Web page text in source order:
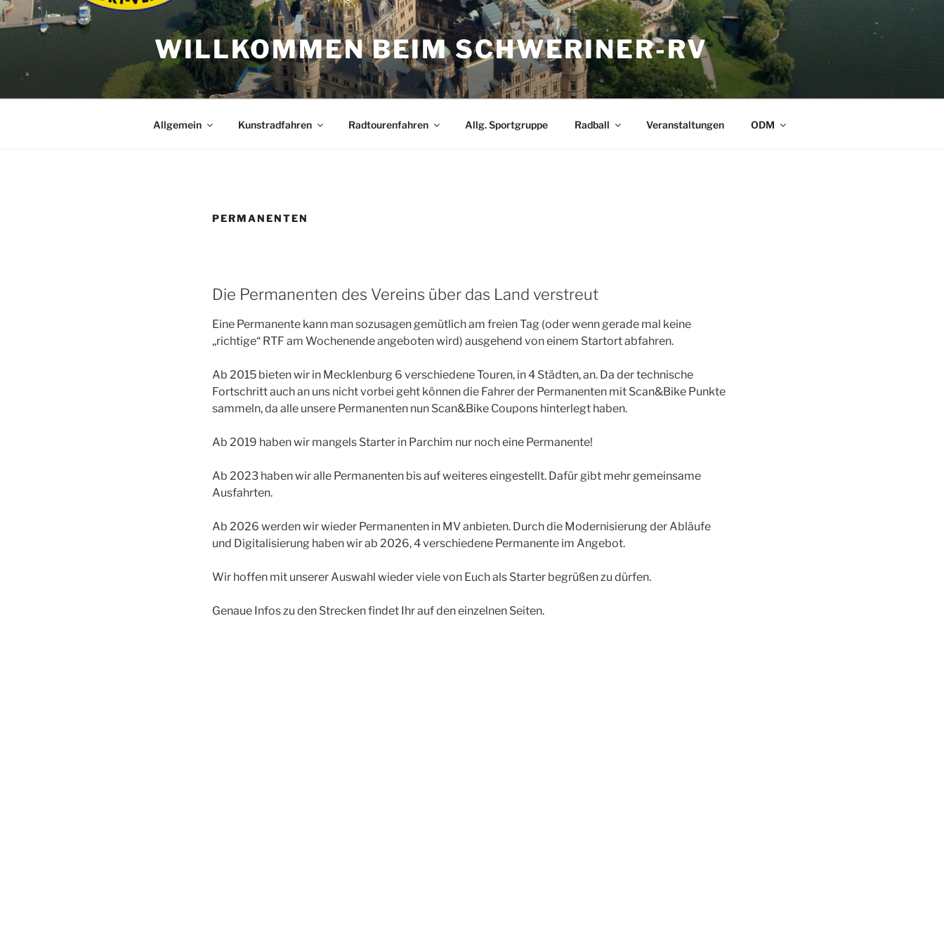
Zum
Inhalt
WILLKOMMEN BEIM SCHWERINER-RV
Allgemein Kunstradfahren Radtourenfahren Allg. Sportgruppe Radball Veranstaltungen ODM
PERMANENTEN
Die Permanenten des Vereins über das Land verstreut
Eine Permanente kann man sozusagen gemütlich am freien Tag (oder wenn gerade mal keine
„richtige“ RTF am Wochenende angeboten wird) ausgehend von einem Startort abfahren.
Ab 2015 bieten wir in Mecklenburg 6 verschiedene Touren, in 4 Städten, an. Da der technische
Fortschritt auch an uns nicht vorbei geht können die Fahrer der Permanenten mit Scan&Bike Punkte
sammeln, da alle unsere Permanenten nun Scan&Bike Coupons hinterlegt haben.
Ab 2019 haben wir mangels Starter in Parchim nur noch eine Permanente!
Ab 2023 haben wir alle Permanenten bis auf weiteres eingestellt. Dafür gibt mehr gemeinsame
Ausfahrten.
Ab 2026 werden wir wieder Permanenten in MV anbieten. Durch die Modernisierung der Abläufe
und Digitalisierung haben wir ab 2026, 4 verschiedene Permanente im Angebot.
Wir hoffen mit unserer Auswahl wieder viele von Euch als Starter begrüßen zu dürfen.
Genaue Infos zu den Strecken findet Ihr auf den einzelnen Seiten.